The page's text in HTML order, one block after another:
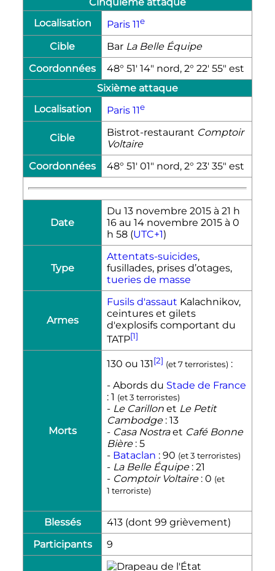
Localisation
Paris 11e
Cible Bar La Belle Équipe
Coordonnées
48° 51′ 14″ nord, 2° 22′ 55″ est
Sixième attaque
Localisation
Paris 11e
Cible Bistrot-restaurant Comptoir
Voltaire
Coordonnées
48° 51′ 01″ nord, 2° 23′ 35″ est
Date
Du 13 novembre 2015 à 21 h
16 au 14 novembre 2015 à 0
h 58 (UTC+1)
Type
Attentats-suicides,
fusillades, prises d’otages,
tueries de masse
Armes
Fusils d'assaut Kalachnikov,
ceintures et gilets
d'explosifs comportant du
TATP[1]
Morts
130 ou 131[2] (et 7 terroristes) :
- Abords du Stade de France
: 1 (et 3 terroristes)
- Le Carillon et Le Petit
Cambodge: 13
- Casa Nostraet Café Bonne
Bière: 5
- Bataclan : 90 (et 3 terroristes)
- La Belle Équipe: 21
- Comptoir Voltaire: 0 (et
1 terroriste)
Blessés
413 (dont 99 grièvement)
Participants
9